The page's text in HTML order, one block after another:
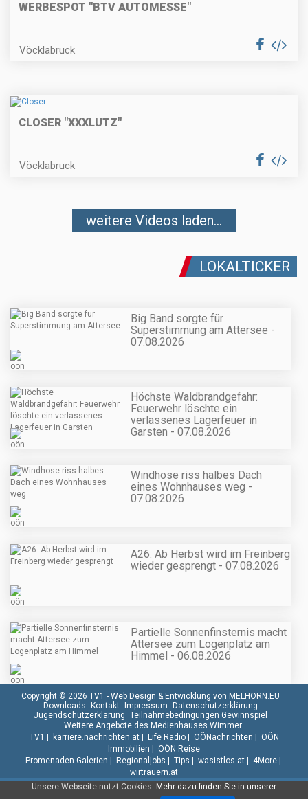
WERBESPOT "BTV AUTOMESSE"
Vöcklabruck
CLOSER "XXXLUTZ"
Vöcklabruck
weitere Videos laden...
LOKALTICKER
Big Band sorgte für
Superstimmung am Attersee -
07.08.2026
Höchste Waldbrandgefahr:
Feuerwehr löschte ein
verlassenes Lagerfeuer in
Garsten - 07.08.2026
Windhose riss halbes Dach
eines Wohnhauses weg -
07.08.2026
A26: Ab Herbst wird im Freinberg
wieder gesprengt - 07.08.2026
Partielle Sonnenfinsternis macht
Attersee zum Logenplatz am
Himmel - 06.08.2026
Unsere Webseite nutzt Cookies. Mehr dazu finden Sie in unserer
Copyright © 2026 TV1 - Web Design & Entwicklung von MELHORN.EU
Downloads Kontakt Impressum Datenschutzerklärung
Jugendschutzerklärung Teilnahmebedingungen Gewinnspiel
Weitere Angebote des Medienhauses Wimmer:
TV1 | karriere.nachrichten.at| Life Radio| OÖNachrichten | OÖN
Immobilien | OÖN Reise
Promenaden Galerien | Regionaljobs | Tips | wasistlos.at| 4More|
wirtrauern.at